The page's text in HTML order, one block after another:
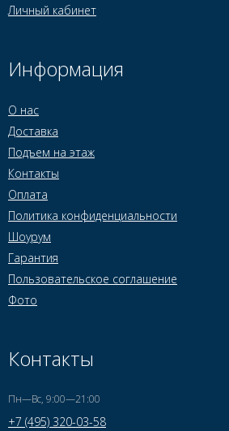
Личный кабинет
Информация
О нас
Доставка
Подъем на этаж
Контакты
Оплата
Политика конфиденциальности
Шоурум
Гарантия
Пользовательское соглашение
Фото
Контакты
Пн—Вс, 9:00—21:00
+7 (495) 320-03-58